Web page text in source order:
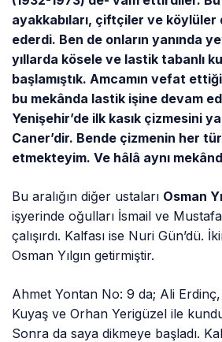
ayakkabıları, çiftçiler ve
ederdi. Ben de onların yanında
yıllarda kösele ve lastik tabanlı
başlamıştık. Amcamın vefat
bu mekânda lastik işine devam
Yenişehir’de ilk kasık çizmesini
Caner’dir. Bende çizmenin her
etmekteyim. Ve hâlâ aynı
Bu aralığın diğer ustaları Osman
işyerinde oğulları İsmail ve Mustafa
çalışırdı. Kalfası ise Nuri Gün’dü.
Osman Yılgın getirmiştir.
Ahmet Yontan No: 9 da; Ali
Kuyaş ve Orhan Yerigüzel ile
Sonra da saya dikmeye başladı.